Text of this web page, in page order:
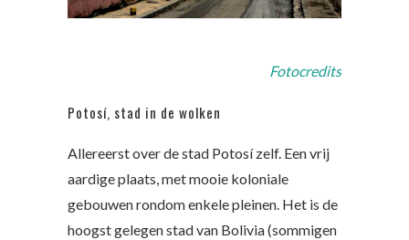
Fotocredits
Potosí, stad in de wolken
Allereerst over de stad Potosí zelf. Een vrij
aardige plaats, met mooie koloniale
gebouwen rondom enkele pleinen. Het is de
hoogst gelegen stad van Bolivia (sommigen